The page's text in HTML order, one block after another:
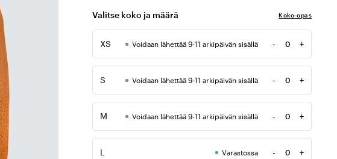
Valitse koko ja määrä Koko-opas
XS Voidaan lähettää 9-11 arkipäivän sisällä -
Määrä
+
S Voidaan lähettää 9-11 arkipäivän sisällä -
Määrä
+
M Voidaan lähettää 9-11 arkipäivän sisällä -
Määrä
+
L Varastossa - +